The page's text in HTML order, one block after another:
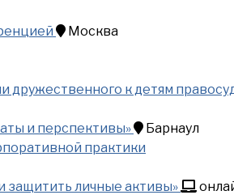
Москва
к детям
и перспективы»
Барнаул
практики
защитить личные активы»